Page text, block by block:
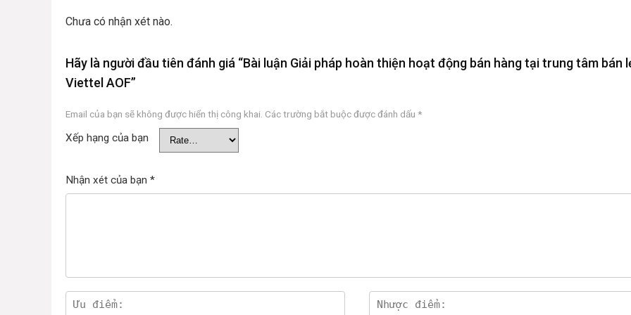
Chưa có nhận xét nào.
Hãy là người đầu tiên đánh giá “Bài luận Giải pháp hoàn thiện hoạt động bán hàng tại trung tâm bán
Viettel AOF”
Email của bạn sẽ không được hiển thị công khai. Các trường bắt buộc được đánh dấu *
Xếp hạng của bạn
Nhận xét của bạn *